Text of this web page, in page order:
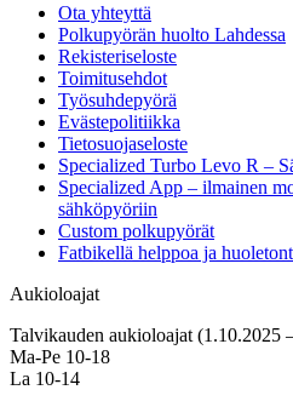
Ota yhteyttä
Polkupyörän huolto Lahdessa
Rekisteriseloste
Toimitusehdot
Työsuhdepyörä
Evästepolitiikka
Tietosuojaseloste
Specialized Turbo Levo R –
Specialized App – ilmainen
sähköpyöriin
Custom polkupyörät
Fatbikellä helppoa ja
Aukioloajat
Talvikauden aukioloajat (1.10.2025
Ma-Pe 10-18
La 10-14